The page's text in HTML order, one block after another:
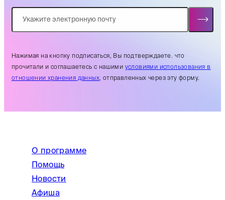
Нажимая на кнопку подписаться, Вы подтверждаете. что
прочитали и соглашаетесь с нашими условиями использования в
отношении хранения данных, отправленных через эту форму.
О программе
Помощь
Новости
Афиша